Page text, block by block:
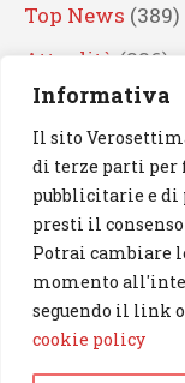
Informativa
Il sito
di terze parti per
pubblicitarie e di
presti il
Potrai cambiare
momento
seguendo il link
cookie policy
Top News (389)
Attualità (336)
Eventi(330)
Artisti (241)
News(239)
Cerca
© 2023